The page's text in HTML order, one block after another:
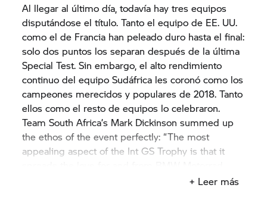
Al llegar al último día, todavía hay tres equipos
disputándose el título. Tanto el equipo de EE. UU.
como el de Francia han peleado duro hasta el final:
solo dos puntos los separan después de la última
Special Test. Sin embargo, el alto rendimiento
continuo del equipo Sudáfrica les coronó como los
campeones merecidos y populares de 2018. Tanto
ellos como el resto de equipos lo celebraron.
Team South Africa’s Mark Dickinson summed up
the ethos of the event perfectly: “The most
appealing aspect of the IntGS Trophy is that it
Para mí, el espíritu del GS es sinónimo de+ Leer más